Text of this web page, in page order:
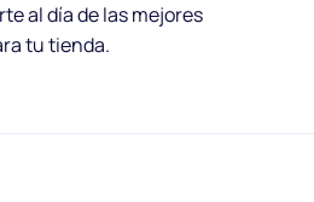
al día de las mejores
tu tienda.